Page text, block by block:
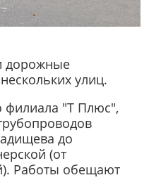
дорожные
улиц.
"Т Плюс",
до
(от
Работы обещают